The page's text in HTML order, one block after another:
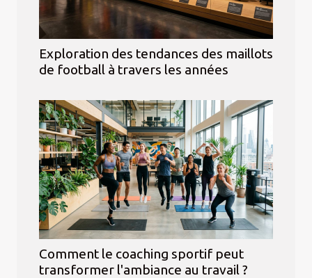
Exploration des tendances des maillots
de football à travers les années
Comment le coaching sportif peut
transformer l'ambiance au travail ?